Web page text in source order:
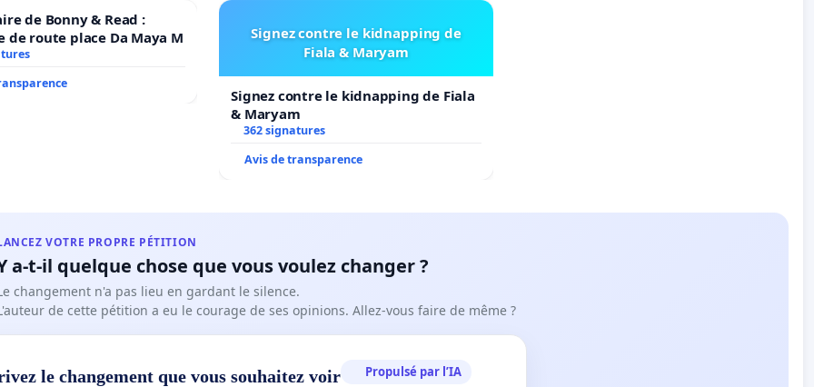
de Bonny & Read :
de route place Da Maya M
Signez contre le kidnapping de
Fiala & Maryam
Signez contre le kidnapping de Fiala
& Maryam
362 signatures
Avis de transparence
VOTRE PROPRE PÉTITION
a-t-il quelque chose que vous voulez changer ?
changement n'a pas lieu en gardant le silence.
de cette pétition a eu le courage de ses opinions. Allez-vous faire de même ?
le changement que vous souhaitez voir Propulsé par l’IA